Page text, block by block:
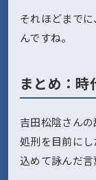
それほどまで
んですね。
まとめ：時
吉田松陰さんの
処刑を目前に
込めて詠んだ言